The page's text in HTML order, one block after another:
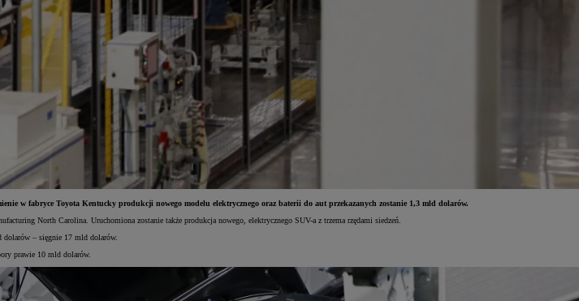
w fabryce Toyota Kentucky produkcji nowego modelu elektrycznego oraz baterii do aut przekazanych zostanie 1,3 mld dolarów.
North Carolina. Uruchomiona zostanie także produkcja nowego, elektrycznego SUV-a z trzema rzędami siedzeń.
dolarów – sięgnie 17 mld dolarów.
prawie 10 mld dolarów.